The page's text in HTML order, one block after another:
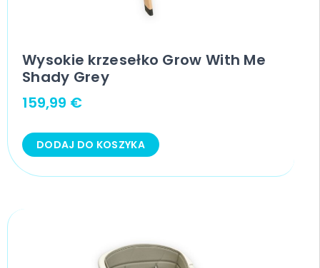
Wysokie krzesełko Grow With Me
Shady Grey
159,99 €
DODAJ DO KOSZYKA